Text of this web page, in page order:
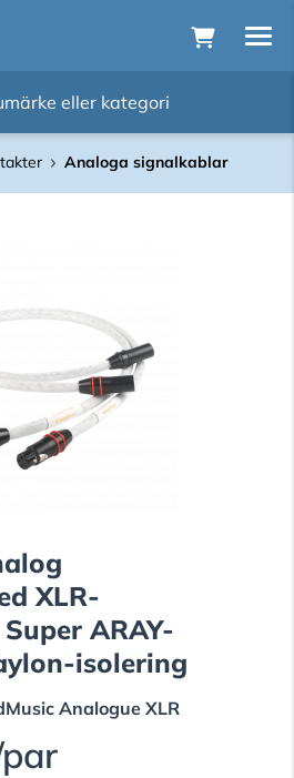
Analoga signalkablar
XLR-
ARAY-
isolering
Analogue XLR